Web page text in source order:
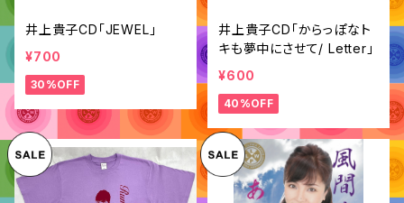
井上貴子CD「JEWEL」
¥700
30%OFF
井上貴子CD「からっぽなト
キも夢中にさせて/ Letter」
¥600
40%OFF